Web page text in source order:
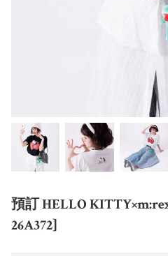
預訂 HELLO
26A372]